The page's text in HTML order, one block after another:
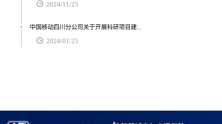
2024/11/25
中国移动四川分公司关于开展科研项目建...
2024/01/25